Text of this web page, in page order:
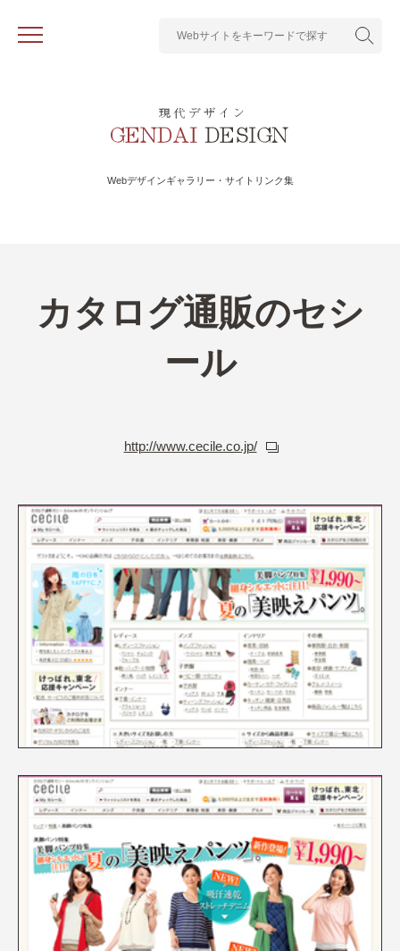
Webデザインギャラリー・サイトリンク集
カタログ通販のセシ
ール
http://www.cecile.co.jp/